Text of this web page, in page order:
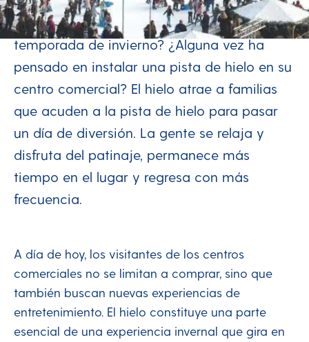
¿Busca una atracción única para la
temporada de invierno? ¿Alguna vez ha
pensado en instalar una pista de hielo en su
centro comercial? El hielo atrae a familias
que acuden a la pista de hielo para pasar
un día de diversión. La gente se relaja y
disfruta del patinaje, permanece más
tiempo en el lugar y regresa con más
frecuencia.
A día de hoy, los visitantes de los centros
comerciales no se limitan a comprar, sino que
también buscan nuevas experiencias de
entretenimiento. El hielo constituye una parte
esencial de una experiencia invernal que gira en